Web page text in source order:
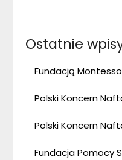
Ostatnie
Fundacją
Polski Koncern
Polski Koncern
Fundacja Pomocy